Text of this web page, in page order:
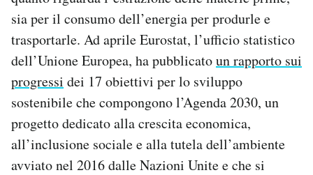
sia per il consumo dell’energia per produrle e
trasportarle. Ad aprile Eurostat, l’ufficio statistico
dell’Unione Europea, ha pubblicatoun rapporto sui
progressi dei 17 obiettivi per lo sviluppo
sostenibile che compongono l’Agenda 2030, un
progetto dedicato alla crescita economica,
all’inclusione sociale e alla tutela dell’ambiente
avviato nel 2016 dalle Nazioni Unite e che si